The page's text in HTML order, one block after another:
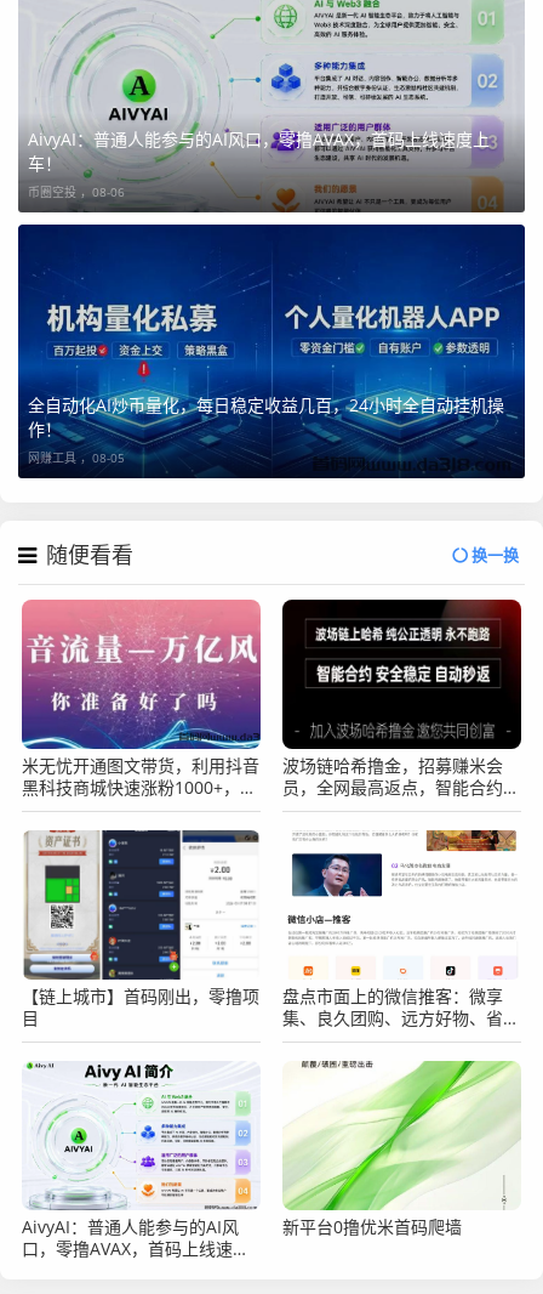
AivyAI：普通人能参与的AI风口，零撸AVAX，首码上线速度上
车！
币圈空投 ， 08-06
全自动化AI炒币量化，每日稳定收益几百，24小时全自动挂机操
作！
网赚工具 ，08-05
随便看看 换一换
米无忧开通图文带货，利用抖音
黑科技商城快速涨粉1000+，单
日变现2W！
波场链哈希撸金，招募赚米会
员，全网最高返点，智能合约，
自动秒返！
【链上城市】首码刚出，零撸项
目
盘点市面上的微信推客：微享
集、良久团购、远方好物、省心
说、九鼎私域、中国优选几大平
台的分析
AivyAI：普通人能参与的AI风
口，零撸AVAX，首码上线速度
新平台0撸优米首码爬墙